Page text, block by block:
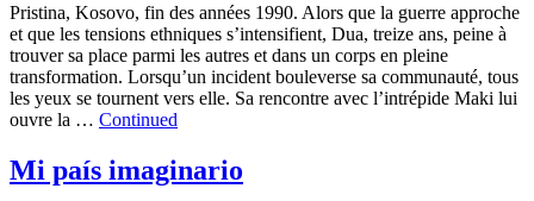
Pristina, Kosovo, fin des années 1990. Alors que la guerre approche
et que les tensions ethniques s’intensifient, Dua, treize ans, peine à
trouver sa place parmi les autres et dans un corps en pleine
transformation. Lorsqu’un incident bouleverse sa communauté, tous
les yeux se tournent vers elle. Sa rencontre avec l’intrépide Maki lui
ouvre la … Continued
Mi país imaginario